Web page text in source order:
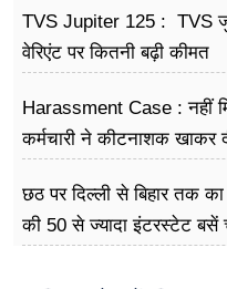
TVS Jupiter 125 : TVS
वेरिएंट पर कितनी बढ़ी कीमत
Harassment Case : नहीं
कर्मचारी ने कीटनाशक खाकर
छठ पर दिल्ली से बिहार तक
की 50 से ज्यादा इंटरस्टेट बसें